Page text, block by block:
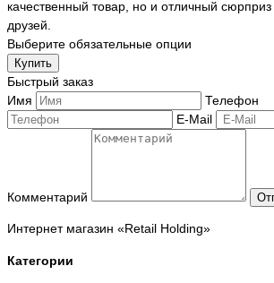
качественный товар, но и отличный сюрприз
друзей.
Выберите обязательные опции
Купить
Быстрый заказ
Имя
Телефон
E-Mail
Комментарий
Интернет магазин «Retail Holding»
Категории